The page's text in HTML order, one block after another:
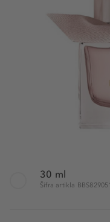
30 ml
Šifra artikla BBS829051